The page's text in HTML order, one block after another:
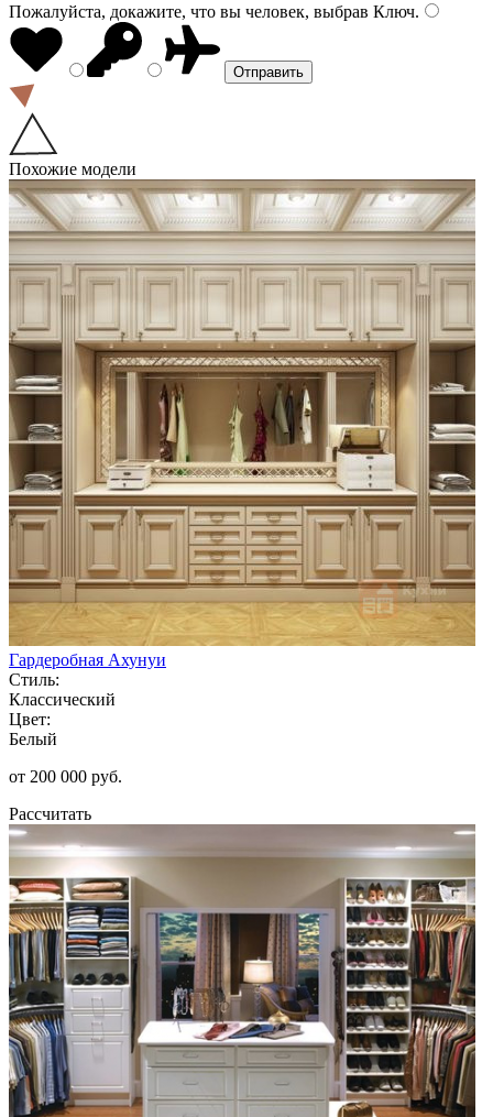
Пожалуйста, докажите, что вы человек, выбрав Ключ.
Похожие модели
Гардеробная Ахунуи
Стиль:
Классический
Цвет:
Белый
от 200 000 руб.
Рассчитать